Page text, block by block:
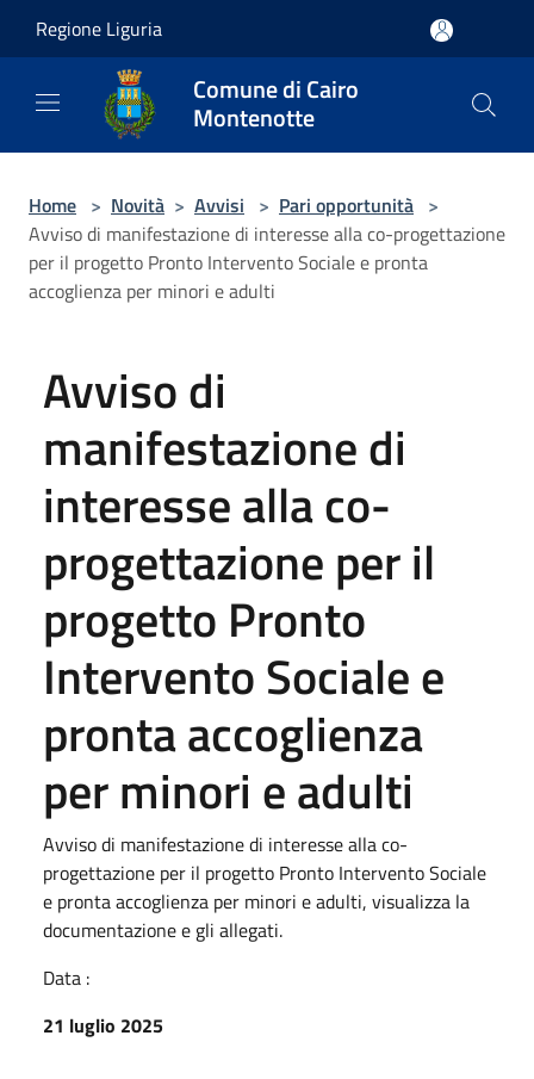
Regione Liguria
Comune di Cairo
Montenotte
Home > Novità > Avvisi > Pari opportunità >
Avviso di manifestazione di interesse alla co-progettazione
per il progetto Pronto Intervento Sociale e pronta
accoglienza per minori e adulti
Avviso di
manifestazione di
interesse alla co-
progettazione per il
progetto Pronto
Intervento Sociale e
pronta accoglienza
per minori e adulti
Avviso di manifestazione di interesse alla co-
progettazione per il progetto Pronto Intervento Sociale
e pronta accoglienza per minori e adulti, visualizza la
documentazione e gli allegati.
Data :
21 luglio 2025